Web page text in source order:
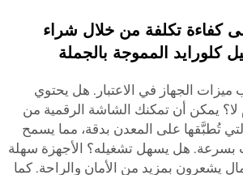
كفاءة تكلفة من خلال شراء
كلورايد المموجة بالجملة
الجهاز في الاعتبار. هل يحتوي
يمكن أن تمكنك الشاشة الرقمية من
تُطبَّقها على المعدن بدقة، مما يسمح
بسرعة. هل يسهل تشغيله؟ الأجهزة سهلة
يشعرون بمزيد من الأمان والراحة. كما